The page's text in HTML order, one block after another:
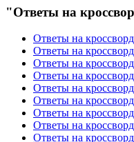
"Ответы на
Ответы на
Ответы на
Ответы на
Ответы на
Ответы на
Ответы на
Ответы на
Ответы на
Ответы на